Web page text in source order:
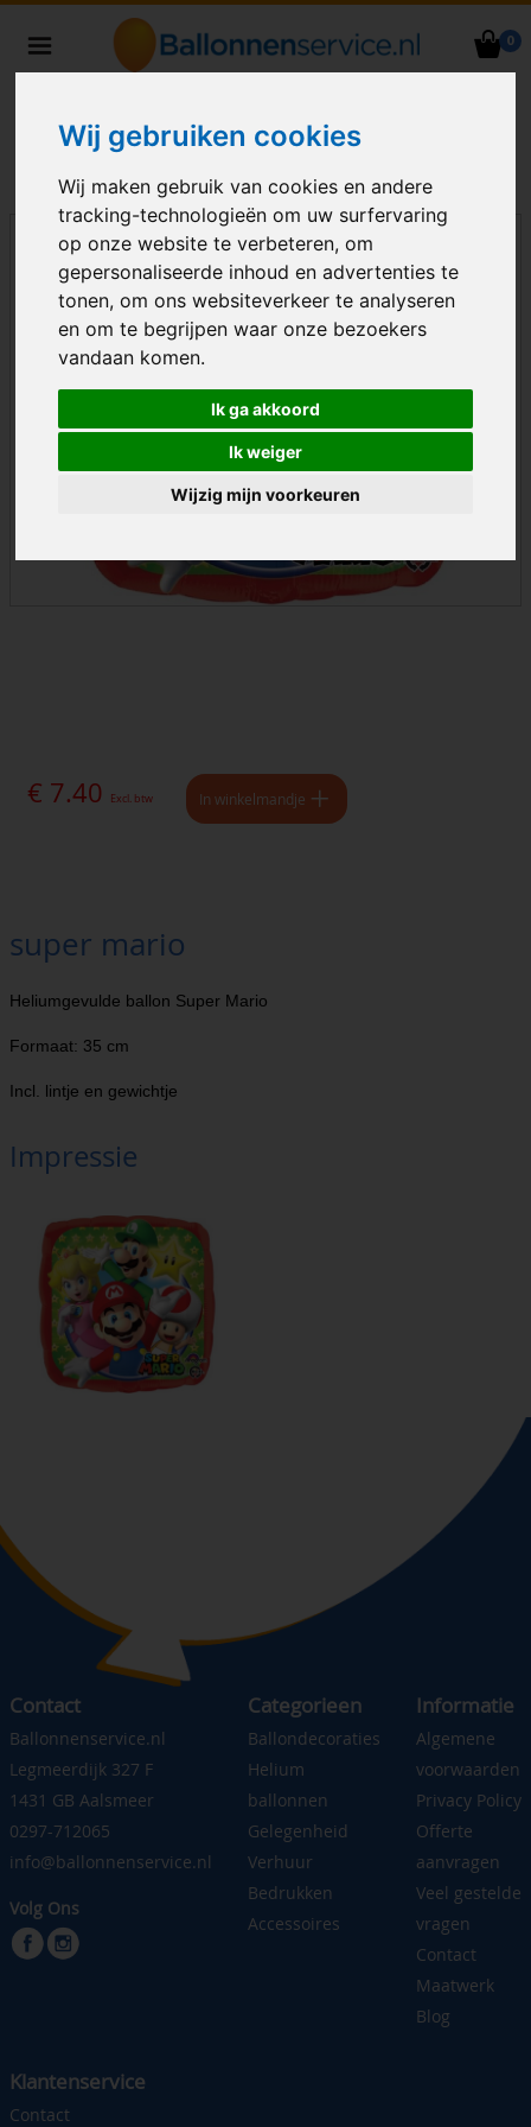
Wij gebruiken cookies
Wij maken gebruik van cookies en andere
tracking-technologieën om uw surfervaring
op onze website te verbeteren, om
gepersonaliseerde inhoud en advertenties te
tonen, om ons websiteverkeer te analyseren
en om te begrijpen waar onze bezoekers
vandaan komen.
Ik ga akkoord
Ik weiger
Wijzig mijn voorkeuren
0
Nederland
€ 7.40 Excl. btw In winkelmandje
super mario
Heliumgevulde ballon Super Mario
Formaat: 35 cm
Incl. lintje en gewichtje
Impressie
Contact
Ballonnenservice.nl
Legmeerdijk 327 F
1431 GB Aalsmeer
0297-712065
info@ballonnenservice.nl
Volg Ons
Categorieen
Ballondecoraties
Helium
ballonnen
Gelegenheid
Verhuur
Bedrukken
Accessoires
Informatie
Algemene
voorwaarden
Privacy Policy
Offerte
aanvragen
Veel gestelde
vragen
Contact
Maatwerk
Blog
Klantenservice
Contact